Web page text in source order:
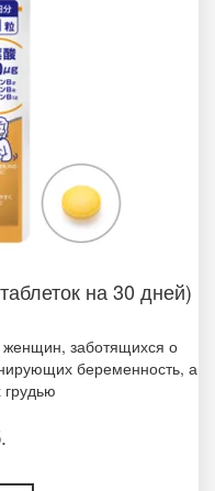
на 30 дней)
женщин, заботящихся о
беременность, а